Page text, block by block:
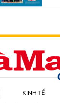
KINH TẾ